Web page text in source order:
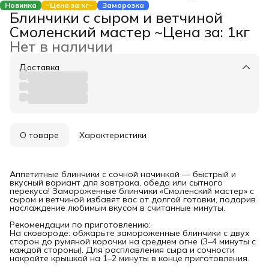
Новинка -Цена за кг- Заморозка
Блинчики с сыром и ветчиной
Смоленский мастер ~Цена за: 1кг
Нет в наличии
Доставка
О товаре Характеристики
Аппетитные блинчики с сочной начинкой — быстрый и
вкусный вариант для завтрака, обеда или сытного
перекуса! Замороженные блинчики «Смоленский мастер» с
сыром и ветчиной избавят вас от долгой готовки, подарив
наслаждение любимым вкусом в считанные минуты.
Рекомендации по приготовлению:
На сковороде: обжарьте замороженные блинчики с двух
сторон до румяной корочки на среднем огне (3–4 минуты с
каждой стороны). Для расплавления сыра и сочности
накройте крышкой на 1–2 минуты в конце приготовления.